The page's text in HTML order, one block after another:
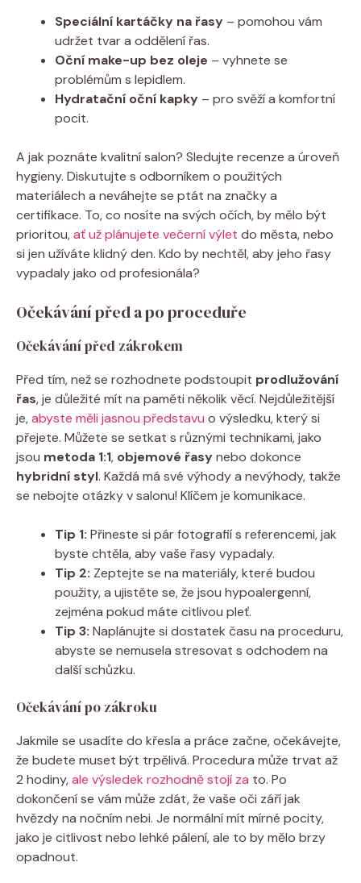
Speciální kartáčky⁢ na řasy – pomohou vám
udržet‍ tvar ⁤a oddělení řas.
Oční make-up bez oleje – vyhnete se
problémům s lepidlem.
Hydratační⁤ oční kapky – pro svěží a ⁤komfortní
pocit.
A jak poznáte kvalitní salon? Sledujte recenze⁤ a úroveň
⁣hygieny. Diskutujte s odborníkem o ‍použitých​
materiálech a neváhejte se ptát‍ na značky a
certifikace. To, co nosíte na svých očích, by ⁢mělo být
prioritou, ⁣ať už plánujete večerní výlet do města, nebo
si jen užíváte klidný ⁣den. Kdo by nechtěl, aby jeho řasy
vypadaly jako od profesionála?
Očekávání před ⁤a po proceduře
Očekávání před zákrokem
Před tím, než se rozhodnete podstoupit prodlužování
řas, je důležité mít na paměti několik věcí. Nejdůležitější
‍je,abyste měli jasnou představu o výsledku, který si
přejete. Můžete se setkat s různými technikami, jako
jsou metoda ⁤1:1, objemové řasynebo dokonce
hybridní styl. Každá má své výhody a nevýhody, takže
se nebojte otázky v salonu! Klíčem je komunikace.
Tip 1: Přineste si pár‌ fotografií s referencemi, ‍jak
byste chtěla, aby vaše řasy ​vypadaly.
Tip 2: Zeptejte se na materiály, které budou
použity, a ujistěte se, že jsou hypoalergenní,
zejména pokud máte citlivou pleť.
Tip 3: Naplánujte si dostatek času na proceduru,
abyste se nemusela stresovat s odchodem na
další schůzku.
Očekávání po zákroku
Jakmile ⁢se usadíte do‍ křesla a práce začne, očekávejte,
že budete muset být trpělivá. Procedura může trvat až
2 hodiny,ale výsledek rozhodně stojí za to. Po
dokončení se vám může zdát, že vaše oči​ září jak
hvězdy na‍ nočním nebi. Je normální mít mírné pocity,
jako je citlivost nebo lehké pálení, ale to by mělo brzy
opadnout.